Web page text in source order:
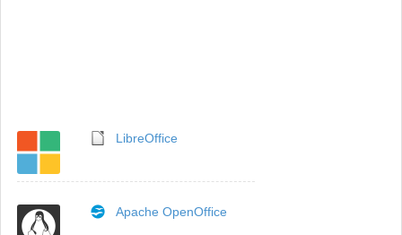
LibreOffice
Apache OpenOffice